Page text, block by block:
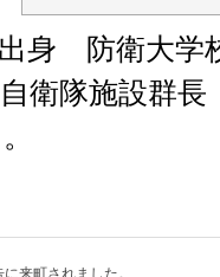
出身 防衛大
衛隊施設群
来町されました。